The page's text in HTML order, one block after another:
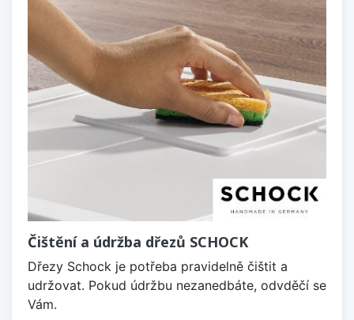
Čištění a údržba dřezů SCHOCK
Dřezy Schock je potřeba pravidelně čištit a
udržovat. Pokud údržbu nezanedbáte, odvděčí se
Vám.